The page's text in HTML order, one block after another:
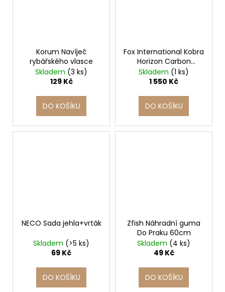
Korum Navíječ
rybářského vlasce
Skladem (3 ks)
129 Kč
DO KOŠÍKU
Fox International Kobra
Horizon Carbon
Throwing stick 120 cm
- 24 mm
Skladem (1 ks)
1 550 Kč
DO KOŠÍKU
NECO Sada jehla+vrták
Skladem (>5 ks)
69 Kč
DO KOŠÍKU
Zfish Náhradní guma
Do Praku 60cm
Skladem (4 ks)
49 Kč
DO KOŠÍKU